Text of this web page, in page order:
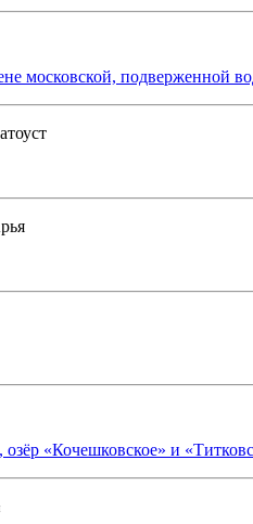
московской, подверженной
«Кочешковское» и